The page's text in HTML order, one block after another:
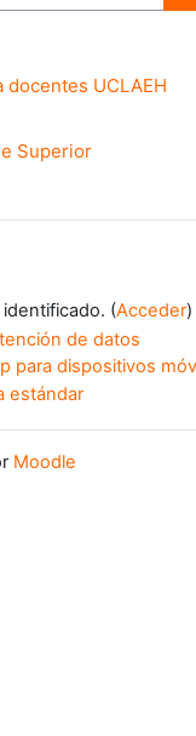
docentes UCLAEH
Superior
(Acceder)
de datos
para dispositivos
estándar
Moodle